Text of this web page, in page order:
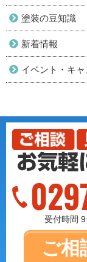
塗装の豆知識
新着情報
イベント・キ
受付時間
ご相